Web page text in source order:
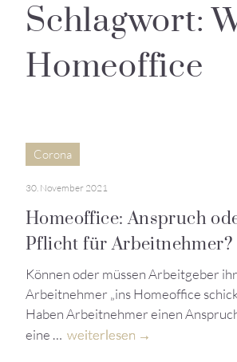
Schlagwort:
Homeoffice
Corona
30. November 2021
Homeoffice: Anspruch
Pflicht für Arbeitnehmer?
Können oder müssen Arbeitgeber
Arbeitnehmer „ins Homeoffice
Haben Arbeitnehmer einen
eine … weiterlesen